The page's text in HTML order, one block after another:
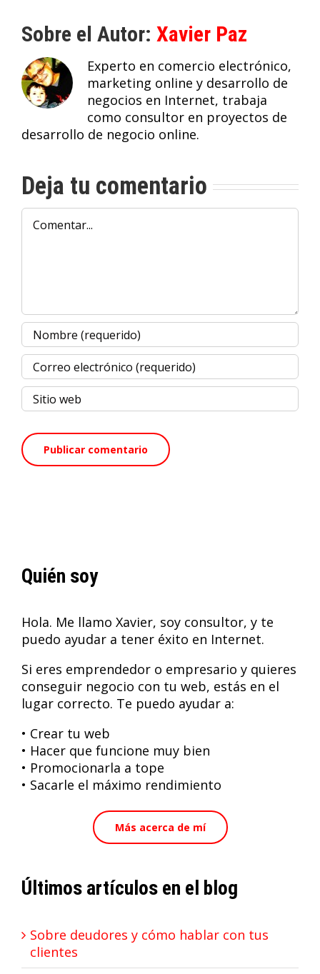
Sobre el Autor: Xavier Paz
Experto en comercio electrónico,
marketing online y desarrollo de
negocios en Internet, trabaja
como consultor en proyectos de
desarrollo de negocio online.
Deja tu comentario
Comentar
Quién soy
Hola. Me llamo Xavier, soy consultor, y te
puedo ayudar a tener éxito en Internet.
Si eres emprendedor o empresario y quieres
conseguir negocio con tu web, estás en el
lugar correcto. Te puedo ayudar a:
• Crear tu web
• Hacer que funcione muy bien
• Promocionarla a tope
• Sacarle el máximo rendimiento
Más acerca de mí
Últimos artículos en el blog
Sobre deudores y cómo hablar con tus
clientes